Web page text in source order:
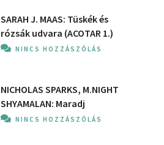
SARAH J. MAAS: Tüskék és
rózsák udvara (ACOTAR 1.)
NINCS HOZZÁSZÓLÁS
NICHOLAS SPARKS, M.NIGHT
SHYAMALAN: Maradj
NINCS HOZZÁSZÓLÁS